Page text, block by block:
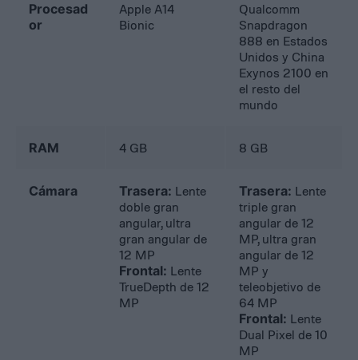
Procesad
or
Apple A14
Bionic
Qualcomm
Snapdragon
888 en Estados
Unidos y China
Exynos 2100 en
el resto del
mundo
RAM 4 GB 8 GB
Cámara Trasera: Lente
doble gran
angular, ultra
gran angular de
12 MP
Frontal: Lente
TrueDepth de 12
MP
Trasera: Lente
triple gran
angular de 12
MP, ultra gran
angular de 12
MP y
teleobjetivo de
64 MP
Frontal: Lente
Dual Pixel de 10
MP